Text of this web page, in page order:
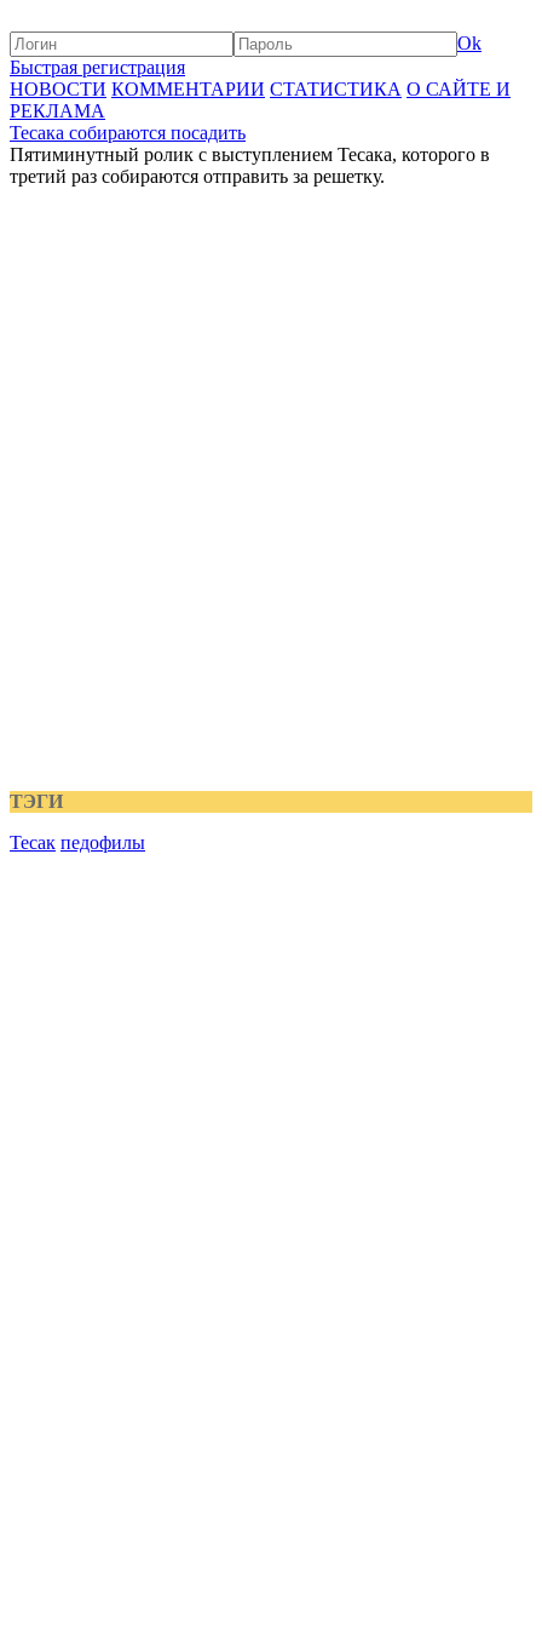
Ok
Быстрая регистрация
НОВОСТИ КОММЕНТАРИИ СТАТИСТИКА О САЙТЕ И
РЕКЛАМА
Тесака собираются посадить
Пятиминутный ролик с выступлением Тесака, которого в
третий раз собираются отправить за решетку.
ТЭГИ
Тесак педофилы